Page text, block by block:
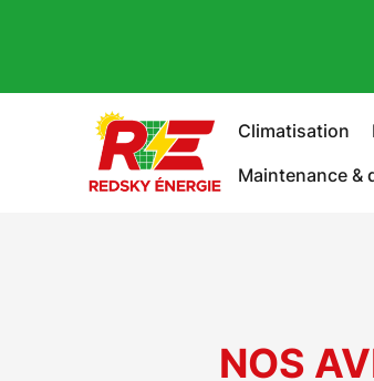
Climatisation
Maintenance &
NOS